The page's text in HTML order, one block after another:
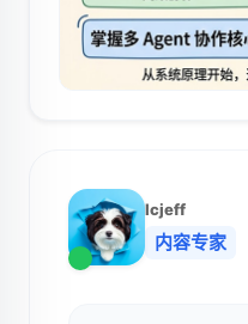
lcjeff
内容专家